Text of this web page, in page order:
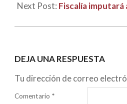
Next Post: Fiscalía
DEJA UNA RESPUESTA
Tu dirección de correo
Comentario *